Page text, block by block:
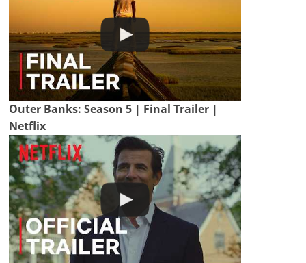
Outer Banks: Season 5 | Final Trailer |
Netflix